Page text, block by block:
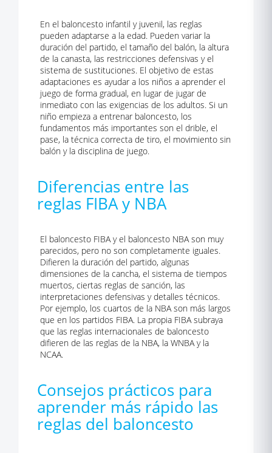
En el baloncesto infantil y juvenil, las reglas
pueden adaptarse a la edad. Pueden variar la
duración del partido, el tamaño del balón, la altura
de la canasta, las restricciones defensivas y el
sistema de sustituciones. El objetivo de estas
adaptaciones es ayudar a los niños a aprender el
juego de forma gradual, en lugar de jugar de
inmediato con las exigencias de los adultos. Si un
niño empieza a entrenar baloncesto, los
fundamentos más importantes son el drible, el
pase, la técnica correcta de tiro, el movimiento sin
balón y la disciplina de juego.
Diferencias entre las
reglas FIBA y NBA
El baloncesto FIBA y el baloncesto NBA son muy
parecidos, pero no son completamente iguales.
Difieren la duración del partido, algunas
dimensiones de la cancha, el sistema de tiempos
muertos, ciertas reglas de sanción, las
interpretaciones defensivas y detalles técnicos.
Por ejemplo, los cuartos de la NBA son más largos
que en los partidos FIBA. La propia FIBA subraya
que las reglas internacionales de baloncesto
difieren de las reglas de la NBA, la WNBA y la
NCAA.
Consejos prácticos para
aprender más rápido las
reglas del baloncesto